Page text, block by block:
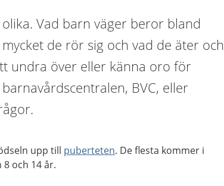
Vad barn väger beror bland
de rör sig och vad de äter och
undra över eller känna oro för
BVC, eller
upp till puberteten. De flesta kommer i
och 14 år.